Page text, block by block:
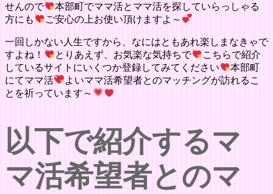
せんので
本部町でママ活とママ活を探していらっしゃる
方にも
ご安心の上お使い頂けますよ～
一回しかない人生ですから、なにはともあれ楽しまなきゃで
すよね！
とりあえず、お気楽な気持ちで
こちらで紹介
しているサイトにいくつか登録してみてください
本部町
にてママ活
よいママ活希望者とのマッチングが訪れるこ
とを祈っています～
以下で紹介するマ
マ活希望者とのマ